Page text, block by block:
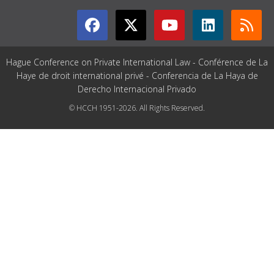
Hague Conference on Private International Law - Conférence de La
Haye de droit international privé - Conferencia de La Haya de
Derecho Internacional Privado
© HCCH 1951-2026. All Rights Reserved.